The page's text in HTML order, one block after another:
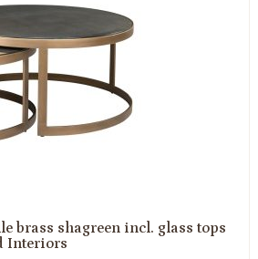
brass shagreen incl. glass tops
Interiors